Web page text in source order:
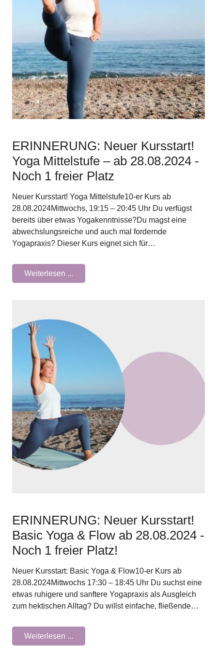
ERINNERUNG: Neuer Kursstart!
Yoga Mittelstufe – ab 28.08.2024 -
Noch 1 freier Platz
Neuer Kursstart! Yoga Mittelstufe10-er Kurs ab
28.08.2024Mittwochs, 19:15 – 20:45 Uhr Du verfügst
bereits über etwas Yogakenntnisse?Du magst eine
abwechslungsreiche und auch mal fordernde
Yogapraxis? Dieser Kurs eignet sich für…
Weiterlesen ...
ERINNERUNG: Neuer Kursstart!
Basic Yoga & Flow ab 28.08.2024 -
Noch 1 freier Platz!
Neuer Kursstart: Basic Yoga & Flow10-er Kurs ab
28.08.2024Mittwochs 17:30 – 18:45 Uhr Du suchst eine
etwas ruhigere und sanftere Yogapraxis als Ausgleich
zum hektischen Alltag? Du willst einfache, fließende…
Weiterlesen ...